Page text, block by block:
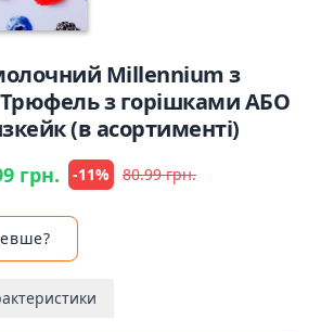
Millennium з
з горішками АБО
(в асортименті)
грн. -11% 80.99 грн.